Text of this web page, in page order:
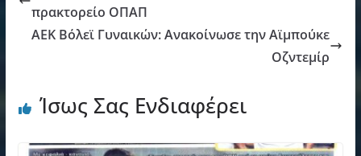
πρακτορείο ΟΠΑΠ
AEK Βόλεϊ Γυναικών: Ανακοίνωσε την Αϊμπούκε
Οζντεμίρ
Ίσως Σας Ενδιαφέρει